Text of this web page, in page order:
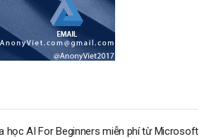
học AI For Beginners miễn phí từ Microsoft